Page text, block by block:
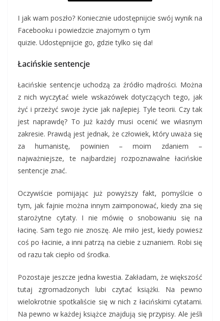
I jak wam poszło? Koniecznie udostępnijcie swój wynik na
Facebooku i powiedzcie znajomym o tym
quizie. Udostępnijcie go, gdzie tylko się da!
Łacińskie sentencje
Łacińskie sentencje uchodzą za źródło mądrości. Można
z nich wyczytać wiele wskazówek dotyczących tego, jak
żyć i przeżyć swoje życie jak najlepiej. Tyle teorii. Czy tak
jest naprawdę? To już każdy musi ocenić we własnym
zakresie. Prawdą jest jednak, że człowiek, który uważa się
za humanistę, powinien – moim zdaniem –
najważniejsze, te najbardziej rozpoznawalne łacińskie
sentencje znać.
Oczywiście pomijając już powyższy fakt, pomyślcie o
tym, jak fajnie można innym zaimponować, kiedy zna się
starożytne cytaty. I nie mówię o snobowaniu się na
łacinę. Sam tego nie znoszę. Ale miło jest, kiedy powiesz
coś po łacinie, a inni patrzą na ciebie z uznaniem. Robi się
od razu tak ciepło od środka.
Pozostaje jeszcze jedna kwestia. Zakładam, że większość
tutaj zgromadzonych lubi czytać książki. Na pewno
wielokrotnie spotkaliście się w nich z łacińskimi cytatami.
Na pewno w każdej książce znajdują się przypisy. Ale jeśli